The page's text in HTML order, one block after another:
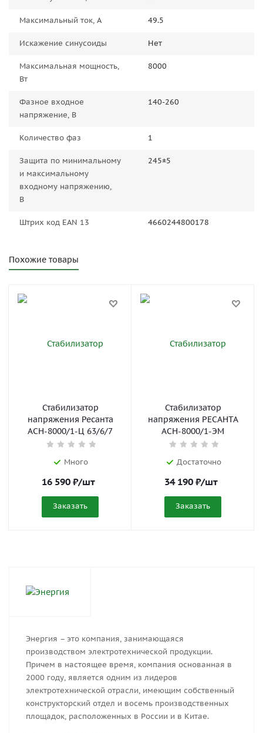
Максимальный ток, А 49.5
Искажение синусоиды Нет
Максимальная мощность,
Вт
8000
Фазное входное
напряжение, В
140-260
Количество фаз 1
Защита по минимальному
и максимальному
входному напряжению,
В
245±5
Штрих код EAN 13 4660244800178
Похожие товары
Стабилизатор
напряжения Ресанта
АСН-8000/1-Ц 63/6/7
Много
16 590₽/шт
Заказать
Стабилизатор
напряжения РЕСАНТА
АСН-8000/1-ЭМ
Достаточно
34 190₽/шт
Заказать
Энергия – это компания, занимающаяся
производством электротехнической продукции.
Причем в настоящее время, компания основанная в
2000 году, является одним из лидеров
электротехнической отрасли, имеющим собственный
конструкторский отдел и восемь производственных
площадок, расположенных в России и в Китае.